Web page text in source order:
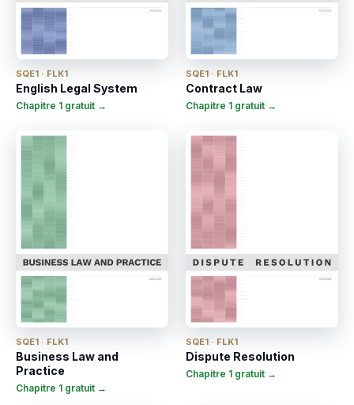
SQE1 · FLK1
English Legal System
Chapitre 1 gratuit →
SQE1 · FLK1
Contract Law
Chapitre 1 gratuit →
SQE1 · FLK1
Business Law and
Practice
Chapitre 1 gratuit →
SQE1 · FLK1
Dispute Resolution
Chapitre 1 gratuit →